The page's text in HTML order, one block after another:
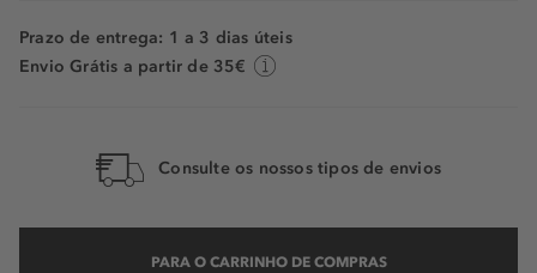
Prazo de entrega: 1 a 3 dias úteis
Envio Grátis a partir de 35€
Consulte os nossos tipos de envios
PARA O CARRINHO DE COMPRAS